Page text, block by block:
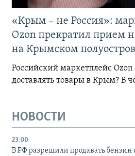
«Крым – не Россия»:
Ozon прекратил прием
на Крымском
Российский маркетплейс Ozon
доставлять товары в Крым? В
НОВОСТИ
23:00
В РФ разрешили продавать бензин